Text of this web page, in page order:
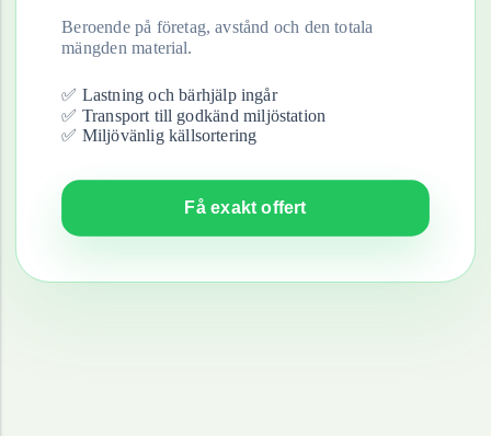
Beroende på företag, avstånd och den totala
mängden material.
✅ Lastning och bärhjälp ingår
✅ Transport till godkänd miljöstation
✅ Miljövänlig källsortering
Få exakt offert